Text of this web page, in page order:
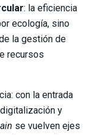
: la eficiencia
ecología, sino
la gestión de
recursos
con la entrada
y
se vuelven ejes